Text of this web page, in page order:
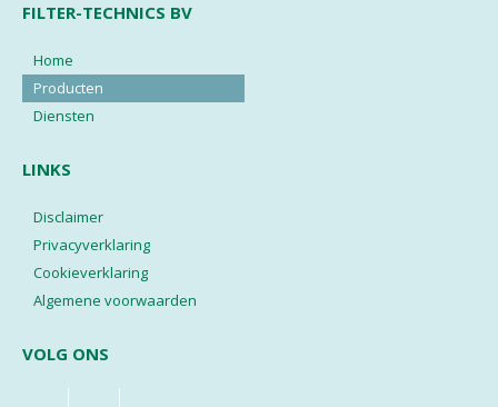
FILTER-TECHNICS BV
Home
Producten
Diensten
LINKS
Disclaimer
Privacyverklaring
Cookieverklaring
Algemene voorwaarden
VOLG ONS